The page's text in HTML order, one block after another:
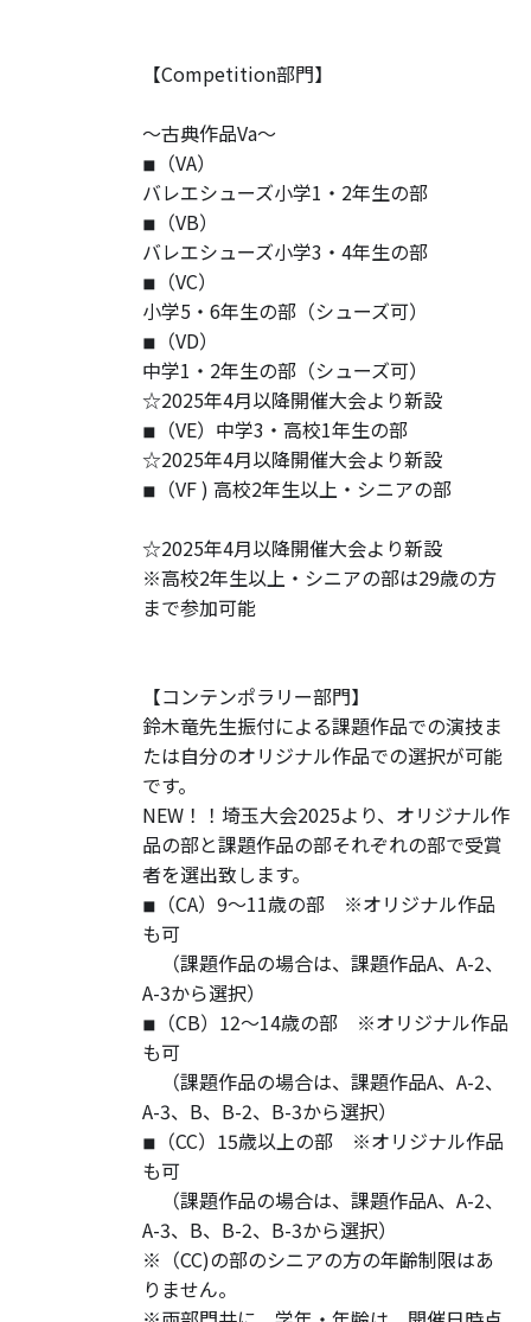
【Competition部門】
〜古典作品Va〜
◾︎（VA）
バレエシューズ小学1・2年生の部
◾︎（VB）
バレエシューズ小学3・4年生の部
◾︎（VC）
小学5・6年生の部（シューズ可）
◾︎（VD）
中学1・2年生の部（シューズ可）
☆2025年4月以降開催大会より新設
◾︎（VE）中学3・高校1年生の部
☆2025年4月以降開催大会より新設
◾︎（VF ) 高校2年生以上・シニアの部
☆2025年4月以降開催大会より新設
※高校2年生以上・シニアの部は29歳の方
まで参加可能
【コンテンポラリー部門】
鈴木竜先生振付による課題作品での演技ま
たは自分のオリジナル作品での選択が可能
です。
NEW！！埼玉大会2025より、オリジナル作
品の部と課題作品の部それぞれの部で受賞
者を選出致します。
◾︎（CA）9〜11歳の部 ※オリジナル作品
も可
（課題作品の場合は、課題作品A、A-2、
A-3から選択）
◾︎（CB）12〜14歳の部 ※オリジナル作品
も可
（課題作品の場合は、課題作品A、A-2、
A-3、B、B-2、B-3から選択）
◾︎（CC）15歳以上の部 ※オリジナル作品
も可
（課題作品の場合は、課題作品A、A-2、
A-3、B、B-2、B-3から選択）
※（CC)の部のシニアの方の年齢制限はあ
りません。